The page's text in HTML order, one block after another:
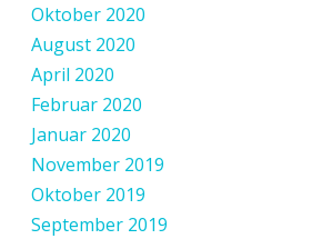
Oktober 2020
August 2020
April 2020
Februar 2020
Januar 2020
November 2019
Oktober 2019
September 2019